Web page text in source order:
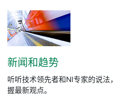
新闻和趋势
听听技术领先者和NI专家的说法
握最新观点。